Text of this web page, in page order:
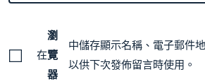
在
瀏
覽
器
中儲存顯示名稱、電子郵件
以供下次發佈留言時使用。